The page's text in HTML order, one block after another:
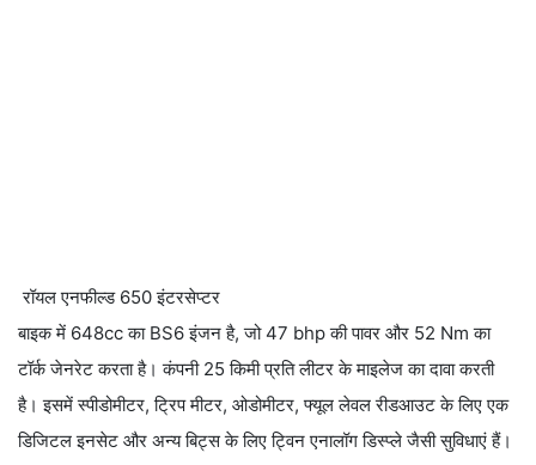
रॉयल एनफील्ड 650 इंटरसेप्टर
बाइक में 648cc का BS6 इंजन है, जो 47 bhp की पावर और 52 Nm का
टॉर्क जेनरेट करता है। कंपनी 25 किमी प्रति लीटर के माइलेज का दावा करती
है। इसमें स्पीडोमीटर, ट्रिप मीटर, ओडोमीटर, फ्यूल लेवल रीडआउट के लिए एक
डिजिटल इनसेट और अन्य बिट्स के लिए ट्विन एनालॉग डिस्प्ले जैसी सुविधाएं हैं।